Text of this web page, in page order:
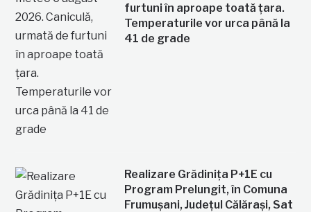
furtuni în aproape toată țara.
Temperaturile vor urca până la
41 de grade
Realizare Grădinița P+1E cu
Program Prelungit, în Comuna
Frumușani, Județul Călărași, Sat